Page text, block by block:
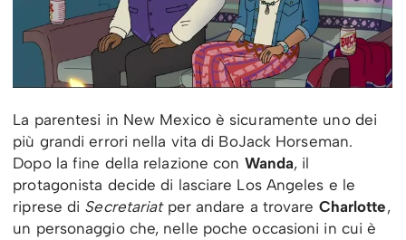
La parentesi in New Mexico è sicuramente uno dei
più grandi errori nella vita di BoJack Horseman.
Dopo la fine della relazione con Wanda, il
protagonista decide di lasciare Los Angeles e le
riprese di Secretariat per andare a trovare Charlotte,
un personaggio che, nelle poche occasioni in cui è